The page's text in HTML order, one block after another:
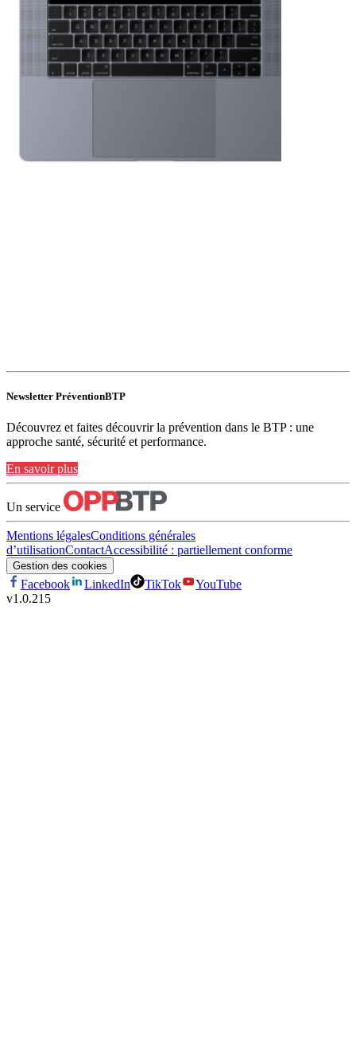
Newsletter PréventionBTP
Découvrez et faites découvrir la prévention dans le BTP : une
approche santé, sécurité et performance.
En savoir plus
Un service
Mentions légalesConditions générales
d’utilisationContactAccessibilité : partiellement conforme
Gestion des cookies
Facebook LinkedIn TikTok
YouTube
v1.0.215